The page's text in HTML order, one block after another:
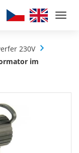
230V
im